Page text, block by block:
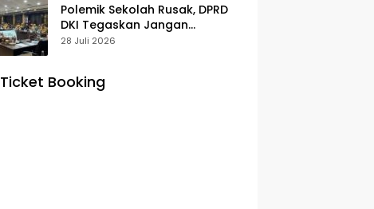
Polemik Sekolah Rusak, DPRD
DKI Tegaskan Jangan
Salahkan Pusat
28 Juli 2026
Ticket Booking